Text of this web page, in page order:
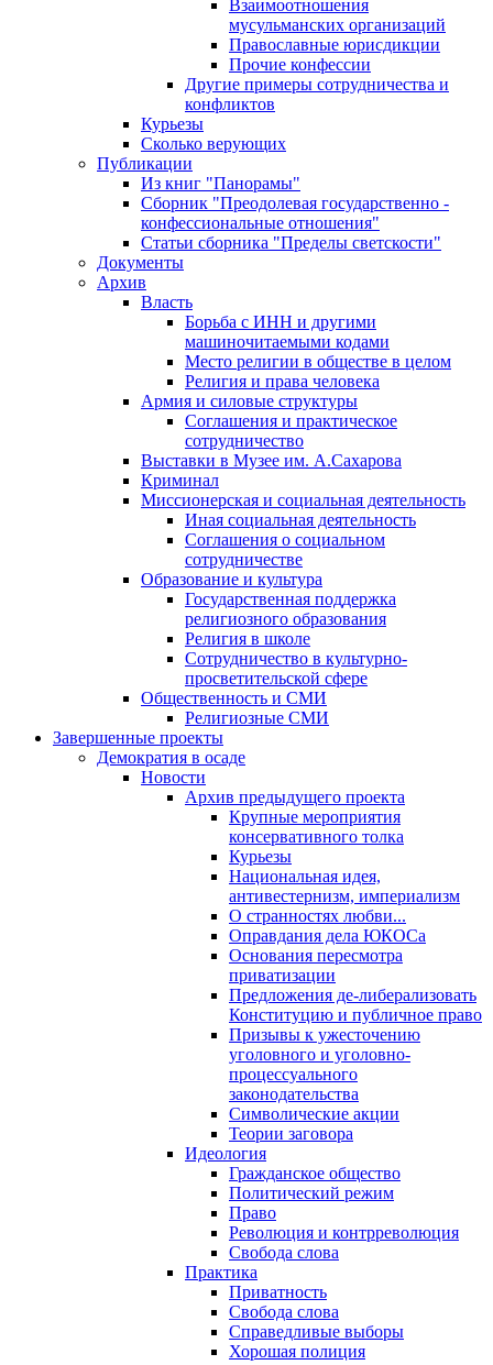
Взаимоотношения
мусульманских организаций
Православные юрисдикции
Прочие конфессии
Другие примеры сотрудничества и
конфликтов
Курьезы
Сколько верующих
Публикации
Из книг "Панорамы"
Сборник "Преодолевая государственно -
конфессиональные отношения"
Статьи сборника "Пределы светскости"
Документы
Архив
Власть
Борьба с ИНН и другими
машиночитаемыми кодами
Место религии в обществе в целом
Религия и права человека
Армия и силовые структуры
Соглашения и практическое
сотрудничество
Выставки в Музее им. А.Сахарова
Криминал
Миссионерская и социальная деятельность
Иная социальная деятельность
Соглашения о социальном
сотрудничестве
Образование и культура
Государственная поддержка
религиозного образования
Религия в школе
Сотрудничество в культурно-
просветительской сфере
Общественность и СМИ
Религиозные СМИ
Завершенные проекты
Демократия в осаде
Новости
Архив предыдущего проекта
Крупные мероприятия
консервативного толка
Курьезы
Национальная идея,
антивестернизм, империализм
О странностях любви...
Оправдания дела ЮКОСа
Основания пересмотра
приватизации
Предложения де-либерализовать
Конституцию и публичное право
Призывы к ужесточению
уголовного и уголовно-
процессуального
законодательства
Символические акции
Теории заговора
Идеология
Гражданское общество
Политический режим
Право
Революция и контрреволюция
Свобода слова
Практика
Приватность
Свобода слова
Справедливые выборы
Хорошая полиция